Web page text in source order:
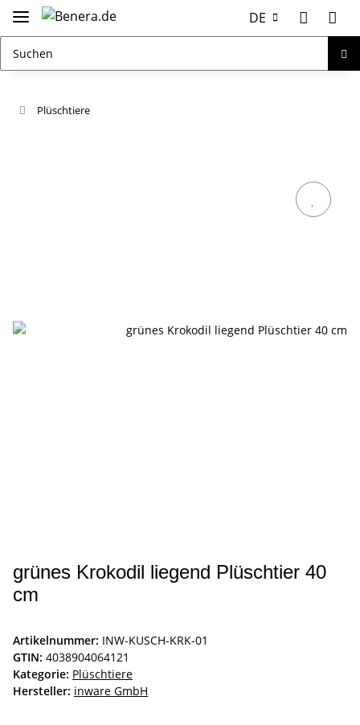
DE
Plüschtiere
grünes Krokodil liegend Plüschtier 40
cm
Artikelnummer: INW-KUSCH-KRK-01
GTIN: 4038904064121
Kategorie: Plüschtiere
Hersteller: inware GmbH